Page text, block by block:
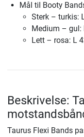
Mål til Booty
Sterk – turkis:
Medium – gul:
Lett – rosa: L
Beskrivelse:
Taurus Flexi Bands